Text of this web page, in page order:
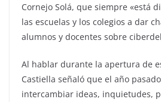
Cornejo Solá, que siempre «está
las escuelas y los colegios a dar
alumnos y docentes sobre
Al hablar durante la apertura de
Castiella señaló que el año
intercambiar ideas, inquietudes,